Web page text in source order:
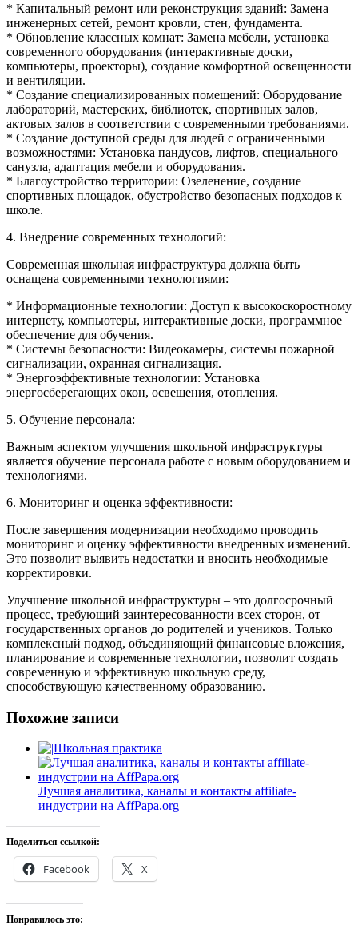
* Капитальный ремонт или реконструкция зданий: Замена
инженерных сетей, ремонт кровли, стен, фундамента.
* Обновление классных комнат: Замена мебели, установка
современного оборудования (интерактивные доски,
компьютеры, проекторы), создание комфортной освещенности
и вентиляции.
* Создание специализированных помещений: Оборудование
лабораторий, мастерских, библиотек, спортивных залов,
актовых залов в соответствии с современными требованиями.
* Создание доступной среды для людей с ограниченными
возможностями: Установка пандусов, лифтов, специального
санузла, адаптация мебели и оборудования.
* Благоустройство территории: Озеленение, создание
спортивных площадок, обустройство безопасных подходов к
школе.
4. Внедрение современных технологий:
Современная школьная инфраструктура должна быть
оснащена современными технологиями:
* Информационные технологии: Доступ к высокоскоростному
интернету, компьютеры, интерактивные доски, программное
обеспечение для обучения.
* Системы безопасности: Видеокамеры, системы пожарной
сигнализации, охранная сигнализация.
* Энергоэффективные технологии: Установка
энергосберегающих окон, освещения, отопления.
5. Обучение персонала:
Важным аспектом улучшения школьной инфраструктуры
является обучение персонала работе с новым оборудованием и
технологиями.
6. Мониторинг и оценка эффективности:
После завершения модернизации необходимо проводить
мониторинг и оценку эффективности внедренных изменений.
Это позволит выявить недостатки и вносить необходимые
корректировки.
Улучшение школьной инфраструктуры – это долгосрочный
процесс, требующий заинтересованности всех сторон, от
государственных органов до родителей и учеников. Только
комплексный подход, объединяющий финансовые вложения,
планирование и современные технологии, позволит создать
современную и эффективную школьную среду,
способствующую качественному образованию.
Похожие записи
Школьная практика
Лучшая аналитика, каналы и контакты affiliate-
индустрии на AffPapa.org
Поделиться ссылкой:
Facebook X
Понравилось это: